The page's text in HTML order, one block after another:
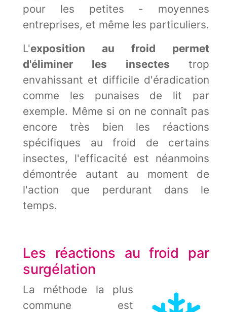
pour les petites - moyennes
entreprises, et même les particuliers.
L'exposition au froid permet
d'éliminer les insectes trop
envahissant et difficile d'éradication
comme les punaises de lit par
exemple. Même si on ne connaît pas
encore très bien les réactions
spécifiques au froid de certains
insectes, l'efficacité est néanmoins
démontrée autant au moment de
l'action que perdurant dans le
temps.
Les réactions au froid par
surgélation
La méthode la plus
commune est